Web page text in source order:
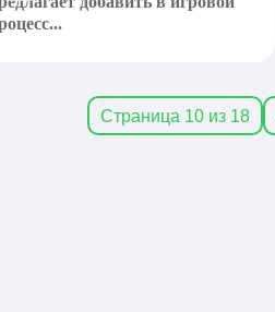
Страница 10 из 18